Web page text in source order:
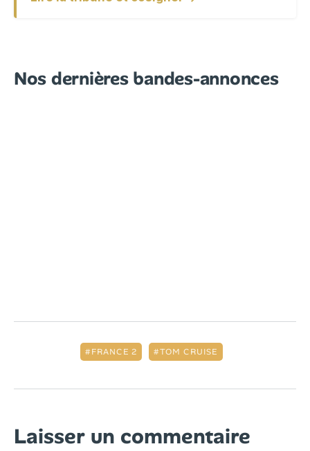
Nos dernières bandes-annonces
FRANCE 2 TOM CRUISE
Laisser un commentaire